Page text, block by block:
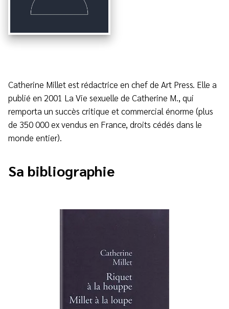
Catherine Millet est rédactrice en chef de Art Press. Elle a
publié en 2001 La Vie sexuelle de Catherine M., qui
remporta un succès critique et commercial énorme (plus
de 350 000 ex vendus en France, droits cédés dans le
monde entier).
Sa bibliographie